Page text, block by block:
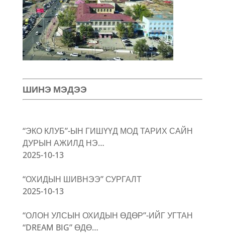
ШИНЭ МЭДЭЭ
“ЭКО КЛУБ”-ЫН ГИШҮҮД МОД ТАРИХ САЙН
ДУРЫН АЖИЛД НЭ…
2025-10-13
“ОХИДЫН ШИВНЭЭ” СУРГАЛТ
2025-10-13
“ОЛОН УЛСЫН ОХИДЫН ӨДӨР”-ИЙГ УГТАН
“DREAM BIG” ӨДӨ…